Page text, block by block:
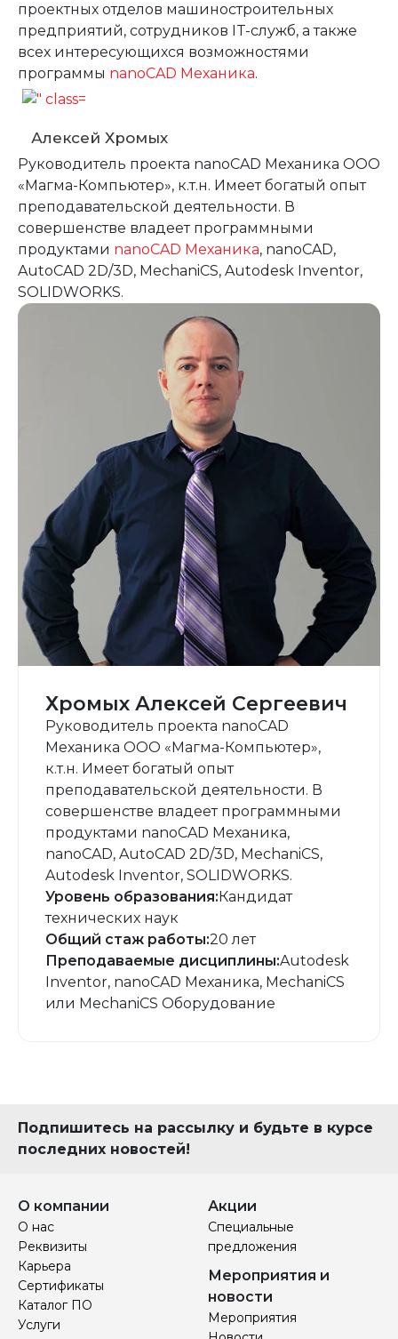
проектных отделов машиностроительных
предприятий, сотрудников IT-служб, а также
всех интересующихся возможностями
программы nanoCAD Механика.
Алексей Хромых
Руководитель проекта nanoCAD Механика ООО
«Магма-Компьютер», к.т.н. Имеет богатый опыт
преподавательской деятельности. В
совершенстве владеет программными
продуктами nanoCAD Механика, nanoCAD,
AutoCAD 2D/3D, MechaniCS, Autodesk Inventor,
SOLIDWORKS.
Хромых Алексей Сергеевич
Руководитель проекта nanoCAD
Механика ООО «Магма-Компьютер»,
к.т.н. Имеет богатый опыт
преподавательской деятельности. В
совершенстве владеет программными
продуктами nanoCAD Механика,
nanoCAD, AutoCAD 2D/3D, MechaniCS,
Autodesk Inventor, SOLIDWORKS.
Уровень образования:Кандидат
технических наук
Общий стаж работы:20 лет
Преподаваемые дисциплины:Autodesk
Inventor, nanoCAD Механика, MechaniCS
или MechaniCS Оборудование
Подпишитесь на рассылку и будьте в курсе
последних новостей!
О компании
О нас
Реквизиты
Карьера
Сертификаты
Каталог ПО
Услуги
Акции
Специальные
предложения
Мероприятия и
новости
Мероприятия